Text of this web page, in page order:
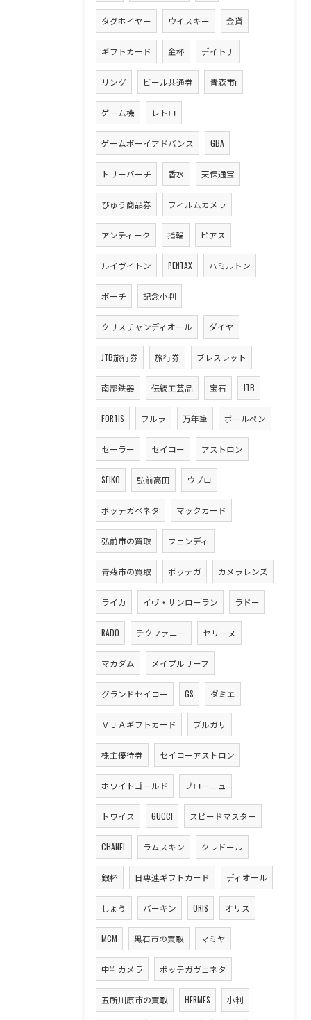
タグホイヤー ウイスキー 金貨
ギフトカード 金杯 デイトナ
リング ビール共通券 青森市r
ゲーム機 レトロ
ゲームボーイアドバンス GBA
トリーバーチ 香水 天保通宝
びゅう商品券 フィルムカメラ
アンティーク 指輪 ピアス
ルイヴイトン PENTAX ハミルトン
ポーチ 記念小判
クリスチャンディオール ダイヤ
JTB旅行券 旅行券 ブレスレット
南部鉄器 伝統工芸品 宝石 JTB
FORTIS フルラ 万年筆 ボールペン
セーラー セイコー アストロン
SEIKO 弘前高田 ウブロ
ボッテガベネタ マックカード
弘前市の買取 フェンディ
青森市の買取 ボッテガ カメラレンズ
ライカ イヴ・サンローラン ラドー
RADO テクファニー セリーヌ
マカダム メイプルリーフ
グランドセイコー GS ダミエ
ＶＪＡギフトカード ブルガリ
株主優待券 セイコーアストロン
ホワイトゴールド ブローニュ
トワイス GUCCI スピードマスター
CHANEL ラムスキン クレドール
銀杯 日専連ギフトカード ディオール
しょう バーキン ORIS オリス
MCM 黒石市の買取 マミヤ
中判カメラ ボッテガヴェネタ
五所川原市の買取 HERMES 小判